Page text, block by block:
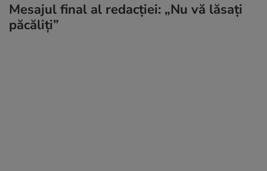
Mesajul final al redacției: „Nu vă lăsați
păcăliți”